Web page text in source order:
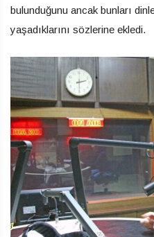
bulunduğunu ancak bunları
yaşadıklarını sözlerine ekledi.